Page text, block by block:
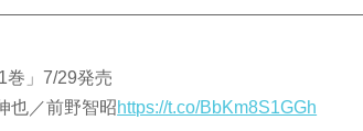
巻」7/29発売
也／前野智昭https://t.co/BbKm8S1GGh